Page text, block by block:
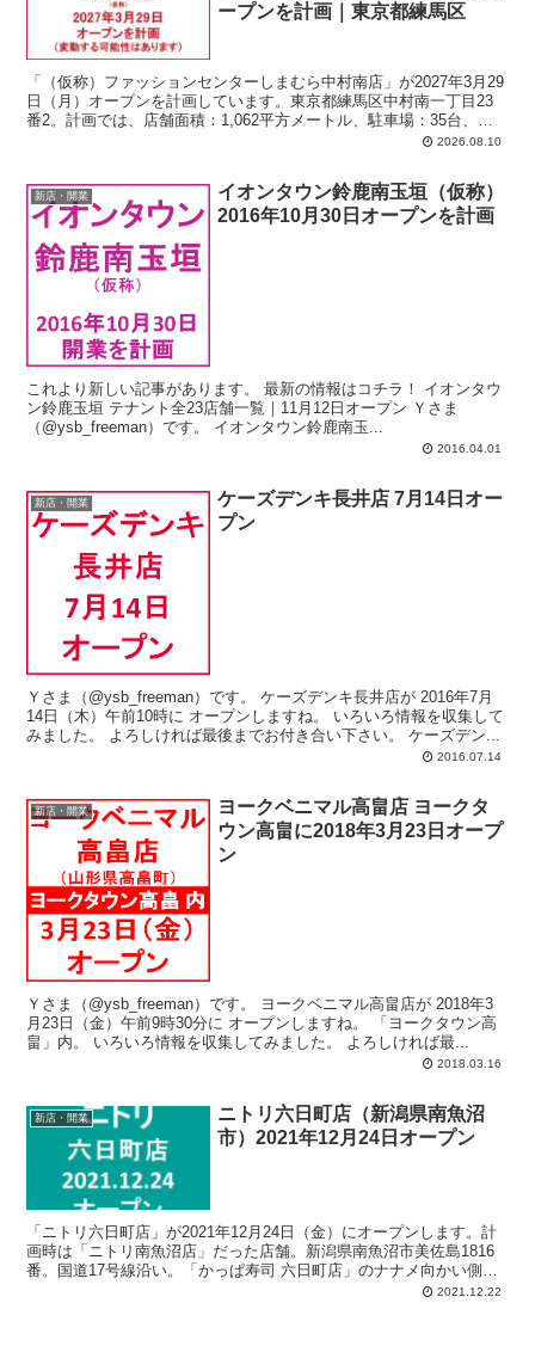
ープンを計画｜東京都練馬区
「（仮称）ファッションセンターしまむら中村南店」が2027年3月29
日（月）オープンを計画しています。東京都練馬区中村南一丁目23
番2。計画では、店舗面積：1,062平方メートル、駐車場：35台、駐
2026.08.10
新店・開業
イオンタウン鈴鹿南玉垣（仮称）
2016年10月30日オープンを計画
これより新しい記事があります。 最新の情報はコチラ！ イオンタウ
ン鈴鹿玉垣 テナント全23店舗一覧｜11月12日オープン Ｙさま
（@ysb_freeman）です。 イオンタウン鈴鹿南玉...
2016.04.01
新店・開業
ケーズデンキ長井店 7月14日オー
プン
Ｙさま（@ysb_freeman）です。 ケーズデンキ長井店が 2016年7月
14日（木）午前10時に オープンしますね。 いろいろ情報を収集して
みました。 よろしければ最後までお付き合い下さい。 ケーズデン...
2016.07.14
新店・開業
ヨークベニマル高畠店 ヨークタ
ウン高畠に2018年3月23日オープ
ン
Ｙさま（@ysb_freeman）です。 ヨークベニマル高畠店が 2018年3
月23日（金）午前9時30分に オープンしますね。 「ヨークタウン高
畠」内。 いろいろ情報を収集してみました。 よろしければ最...
2018.03.16
新店・開業
ニトリ六日町店（新潟県南魚沼
市）2021年12月24日オープン
「ニトリ六日町店」が2021年12月24日（金）にオープンします。計
画時は「ニトリ南魚沼店」だった店舗。新潟県南魚沼市美佐島1816
番。国道17号線沿い。「かっぱ寿司 六日町店」のナナメ向かい側あ
たり。営業時間：平日 10:00-19:00、土日祝 10:00-20:00。無料駐車
2021.12.22